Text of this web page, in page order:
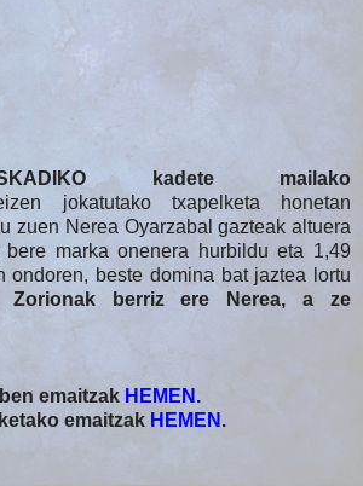
kadete mailako
jokatutako txapelketa honetan
zuen Nerea Oyarzabal gazteak altuera
marka onenera hurbildu eta 1,49
ondoren, beste domina bat jaztea lortu
Zorionak berriz ere Nerea, a ze
emaitzak HEMEN .
emaitzak HEMEN .